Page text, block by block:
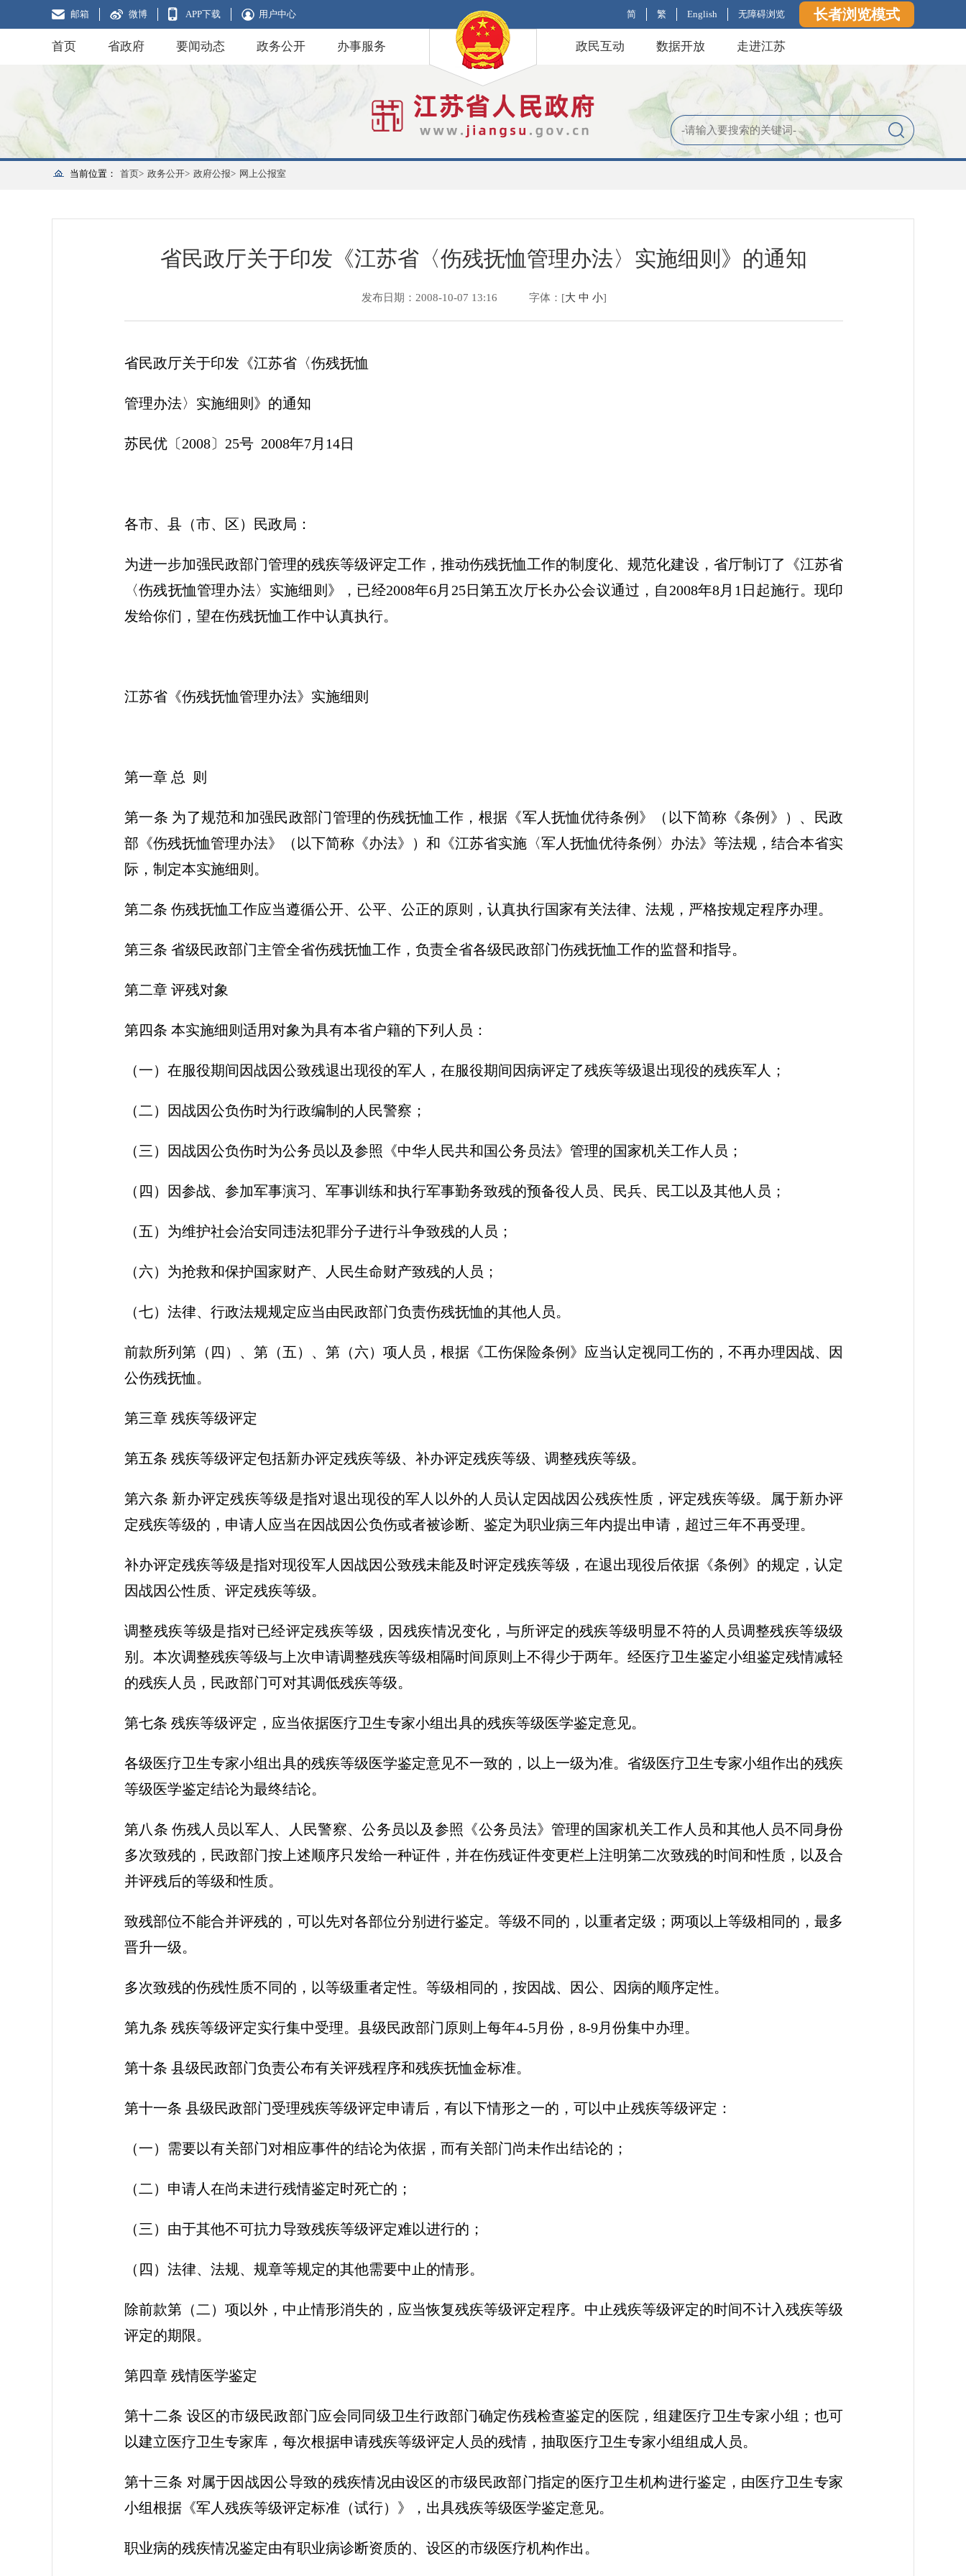
邮箱 微博 APP下载 用户中心 简 繁 English 无障碍浏览 长者浏览模式
首页 省政府 要闻动态 政务公开 办事服务 政民互动 数据开放 走进江苏
当前位置： 首页> 政务公开> 政府公报> 网上公报室
省民政厅关于印发《江苏省〈伤残抚恤管理办法〉实施细则》的通知
发布日期：2008-10-07 13:16 字体：[大 中 小]
省民政厅关于印发《江苏省〈伤残抚恤
管理办法〉实施细则》的通知
苏民优〔2008〕25号 2008年7月14日
各市、县（市、区）民政局：
为进一步加强民政部门管理的残疾等级评定工作，推动伤残抚恤工作的制度化、规范化建设，省厅制订了《江苏省
〈伤残抚恤管理办法〉实施细则》，已经2008年6月25日第五次厅长办公会议通过，自2008年8月1日起施行。现印
发给你们，望在伤残抚恤工作中认真执行。
江苏省《伤残抚恤管理办法》实施细则
第一章 总 则
第一条 为了规范和加强民政部门管理的伤残抚恤工作，根据《军人抚恤优待条例》（以下简称《条例》）、民政
部《伤残抚恤管理办法》（以下简称《办法》）和《江苏省实施〈军人抚恤优待条例〉办法》等法规，结合本省实
际，制定本实施细则。
第二条 伤残抚恤工作应当遵循公开、公平、公正的原则，认真执行国家有关法律、法规，严格按规定程序办理。
第三条 省级民政部门主管全省伤残抚恤工作，负责全省各级民政部门伤残抚恤工作的监督和指导。
第二章 评残对象
第四条 本实施细则适用对象为具有本省户籍的下列人员：
（一）在服役期间因战因公致残退出现役的军人，在服役期间因病评定了残疾等级退出现役的残疾军人；
（二）因战因公负伤时为行政编制的人民警察；
（三）因战因公负伤时为公务员以及参照《中华人民共和国公务员法》管理的国家机关工作人员；
（四）因参战、参加军事演习、军事训练和执行军事勤务致残的预备役人员、民兵、民工以及其他人员；
（五）为维护社会治安同违法犯罪分子进行斗争致残的人员；
（六）为抢救和保护国家财产、人民生命财产致残的人员；
（七）法律、行政法规规定应当由民政部门负责伤残抚恤的其他人员。
前款所列第（四）、第（五）、第（六）项人员，根据《工伤保险条例》应当认定视同工伤的，不再办理因战、因
公伤残抚恤。
第三章 残疾等级评定
第五条 残疾等级评定包括新办评定残疾等级、补办评定残疾等级、调整残疾等级。
第六条 新办评定残疾等级是指对退出现役的军人以外的人员认定因战因公残疾性质，评定残疾等级。属于新办评
定残疾等级的，申请人应当在因战因公负伤或者被诊断、鉴定为职业病三年内提出申请，超过三年不再受理。
补办评定残疾等级是指对现役军人因战因公致残未能及时评定残疾等级，在退出现役后依据《条例》的规定，认定
因战因公性质、评定残疾等级。
调整残疾等级是指对已经评定残疾等级，因残疾情况变化，与所评定的残疾等级明显不符的人员调整残疾等级级
别。本次调整残疾等级与上次申请调整残疾等级相隔时间原则上不得少于两年。经医疗卫生鉴定小组鉴定残情减轻
的残疾人员，民政部门可对其调低残疾等级。
第七条 残疾等级评定，应当依据医疗卫生专家小组出具的残疾等级医学鉴定意见。
各级医疗卫生专家小组出具的残疾等级医学鉴定意见不一致的，以上一级为准。省级医疗卫生专家小组作出的残疾
等级医学鉴定结论为最终结论。
第八条 伤残人员以军人、人民警察、公务员以及参照《公务员法》管理的国家机关工作人员和其他人员不同身份
多次致残的，民政部门按上述顺序只发给一种证件，并在伤残证件变更栏上注明第二次致残的时间和性质，以及合
并评残后的等级和性质。
致残部位不能合并评残的，可以先对各部位分别进行鉴定。等级不同的，以重者定级；两项以上等级相同的，最多
晋升一级。
多次致残的伤残性质不同的，以等级重者定性。等级相同的，按因战、因公、因病的顺序定性。
第九条 残疾等级评定实行集中受理。县级民政部门原则上每年4-5月份，8-9月份集中办理。
第十条 县级民政部门负责公布有关评残程序和残疾抚恤金标准。
第十一条 县级民政部门受理残疾等级评定申请后，有以下情形之一的，可以中止残疾等级评定：
（一）需要以有关部门对相应事件的结论为依据，而有关部门尚未作出结论的；
（二）申请人在尚未进行残情鉴定时死亡的；
（三）由于其他不可抗力导致残疾等级评定难以进行的；
（四）法律、法规、规章等规定的其他需要中止的情形。
除前款第（二）项以外，中止情形消失的，应当恢复残疾等级评定程序。中止残疾等级评定的时间不计入残疾等级
评定的期限。
第四章 残情医学鉴定
第十二条 设区的市级民政部门应会同同级卫生行政部门确定伤残检查鉴定的医院，组建医疗卫生专家小组；也可
以建立医疗卫生专家库，每次根据申请残疾等级评定人员的残情，抽取医疗卫生专家小组组成人员。
第十三条 对属于因战因公导致的残疾情况由设区的市级民政部门指定的医疗卫生机构进行鉴定，由医疗卫生专家
小组根据《军人残疾等级评定标准（试行）》，出具残疾等级医学鉴定意见。
职业病的残疾情况鉴定由有职业病诊断资质的、设区的市级医疗机构作出。